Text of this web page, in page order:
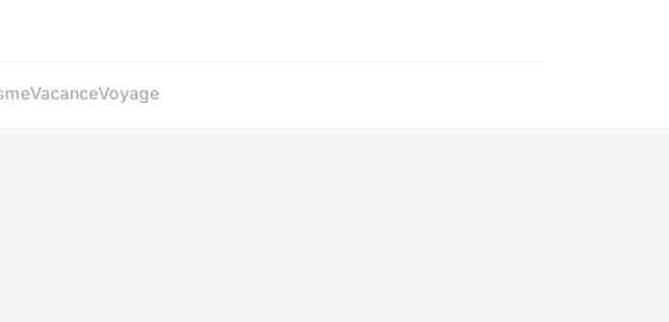
VacanceVoyage